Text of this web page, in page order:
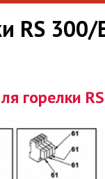
RS
горелки